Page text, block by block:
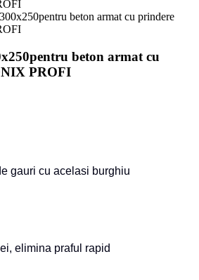
beton armat cu
PROFI
gauri cu acelasi burghiu
elimina praful rapid